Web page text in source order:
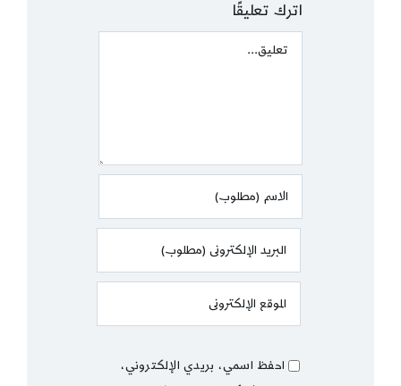
اترك تعليقًا
Comment
احفظ اسمي، بريدي الإلكتروني،